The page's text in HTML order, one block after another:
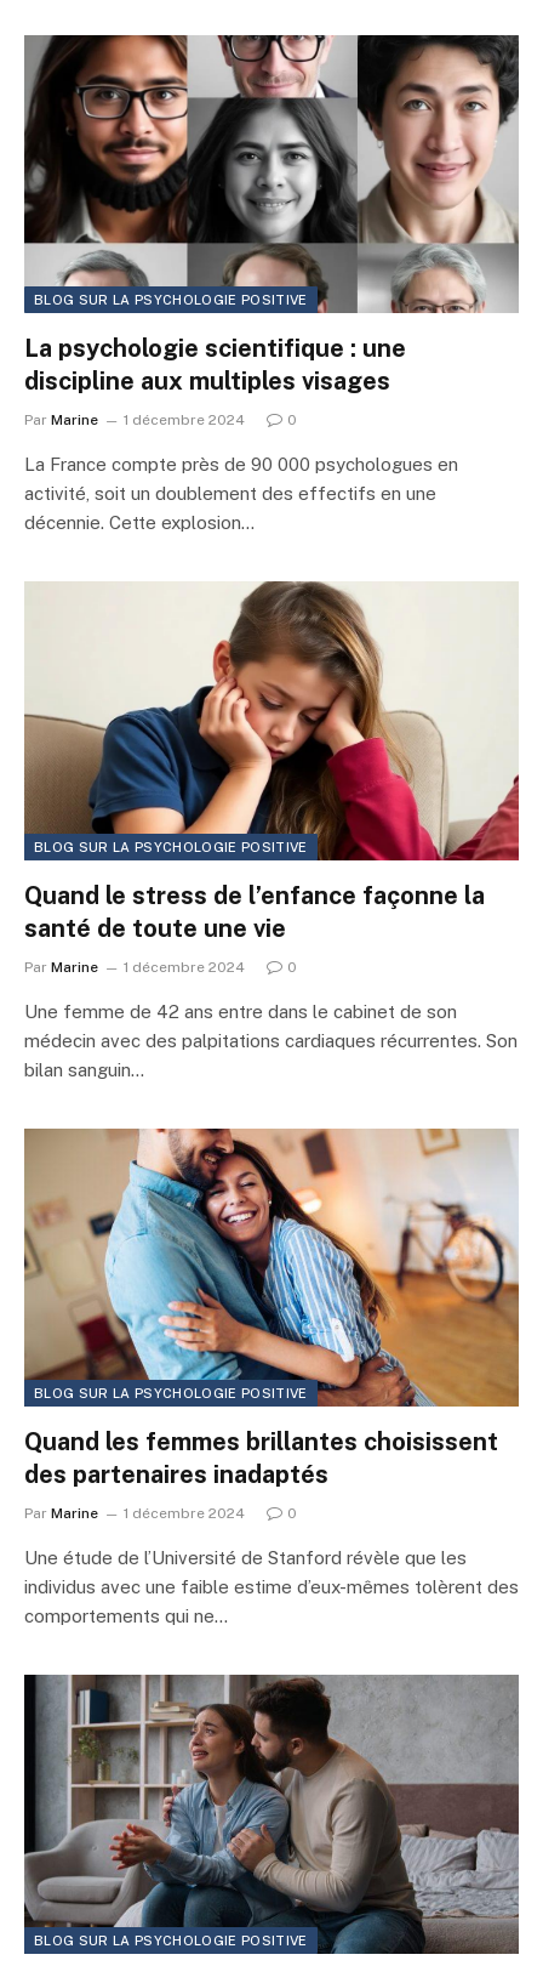
BLOG SUR LA PSYCHOLOGIE POSITIVE
La psychologie scientifique : une
discipline aux multiples visages
Par Marine 1 décembre 2024 0
La France compte près de 90 000 psychologues en
activité, soit un doublement des effectifs en une
décennie. Cette explosion…
BLOG SUR LA PSYCHOLOGIE POSITIVE
Quand le stress de l’enfance façonne la
santé de toute une vie
Par Marine 1 décembre 2024 0
Une femme de 42 ans entre dans le cabinet de son
médecin avec des palpitations cardiaques récurrentes. Son
bilan sanguin…
BLOG SUR LA PSYCHOLOGIE POSITIVE
Quand les femmes brillantes choisissent
des partenaires inadaptés
Par Marine 1 décembre 2024 0
Une étude de l’Université de Stanford révèle que les
individus avec une faible estime d’eux-mêmes tolèrent des
comportements qui ne…
BLOG SUR LA PSYCHOLOGIE POSITIVE